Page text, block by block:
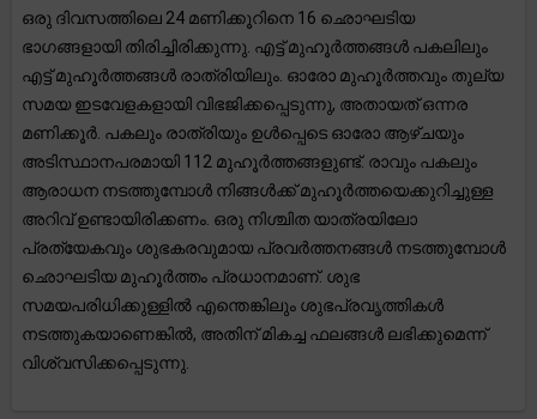
ഒരു ദിവസത്തിലെ 24 മണിക്കൂറിനെ 16 ഛൊഘടിയ
ഭാഗങ്ങളായി തിരിച്ചിരിക്കുന്നു. എട്ട് മുഹൂർത്തങ്ങൾ പകലിലും
എട്ട് മുഹൂർത്തങ്ങൾ രാത്രിയിലും. ഓരോ മുഹൂർത്തവും തുല്യ
സമയ ഇടവേളകളായി വിഭജിക്കപ്പെടുന്നു, അതായത് ഒന്നര
മണിക്കൂർ. പകലും രാത്രിയും ഉൾപ്പെടെ ഓരോ ആഴ്ചയും
അടിസ്ഥാനപരമായി 112 മുഹൂർത്തങ്ങളുണ്ട്. രാവും പകലും
ആരാധന നടത്തുമ്പോൾ നിങ്ങൾക്ക് മുഹൂർത്തയെക്കുറിച്ചുള്ള
അറിവ് ഉണ്ടായിരിക്കണം. ഒരു നിശ്ചിത യാത്രയിലോ
പ്രത്യേകവും ശുഭകരവുമായ പ്രവർത്തനങ്ങൾ നടത്തുമ്പോൾ
ഛൊഘടിയ മുഹൂർത്തം പ്രധാനമാണ്. ശുഭ
സമയപരിധിക്കുള്ളിൽ എന്തെങ്കിലും ശുഭപ്രവൃത്തികൾ
നടത്തുകയാണെങ്കിൽ, അതിന് മികച്ച ഫലങ്ങൾ ലഭിക്കുമെന്ന്
വിശ്വസിക്കപ്പെടുന്നു.